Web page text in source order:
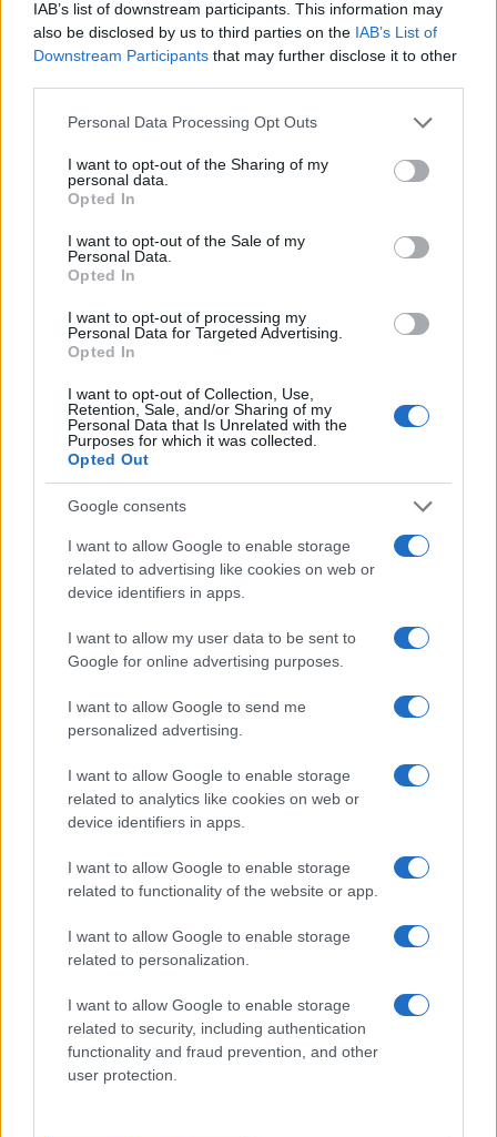
IAB’s list of downstream participants. This information may
also be disclosed by us to third parties on the IAB’s List of
Downstream Participants that may further disclose it to other
Please note that this website/app uses one or more Google
not limited to your visit or usage behaviour. You may click to
grant or deny consent to Google and its third-party tags to
use your data for below specified purposes in below Google
consent section.
Personal Data Processing Opt Outs
I want to opt-out of the Sharing of my
personal data.
Opted In
I want to opt-out of the Sale of my
Personal Data.
Opted In
I want to opt-out of processing my
Personal Data for Targeted Advertising.
Opted In
I want to opt-out of Collection, Use,
Retention, Sale, and/or Sharing of my
Personal Data that Is Unrelated with the
Purposes for which it was collected.
Opted Out
Google consents
I want to allow Google to enable storage
related to advertising like cookies on web or
device identifiers in apps.
I want to allow my user data to be sent to
Google for online advertising purposes.
I want to allow Google to send me
personalized advertising.
I want to allow Google to enable storage
related to analytics like cookies on web or
device identifiers in apps.
I want to allow Google to enable storage
related to functionality of the website or app.
I want to allow Google to enable storage
related to personalization.
I want to allow Google to enable storage
related to security, including authentication
functionality and fraud prevention, and other
user protection.
Continua a leggere
CRIPTOVALUTE
ETF su Ethereum: afflussi in calo dopo il picco di luglio
Francesca Spadaro · 7 Ago 2026
CRIPTOVALUTE